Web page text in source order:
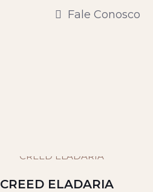
Fale Conosco
CREED ELADARIA